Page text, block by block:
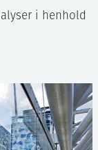
i henhold